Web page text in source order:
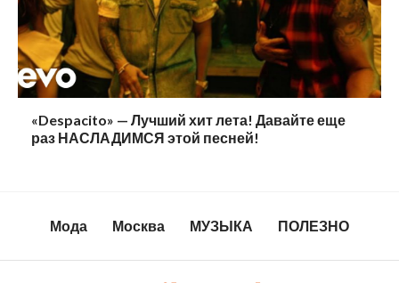
«Despacito» — Лучший хит лета! Давайте еще
раз НАСЛАДИМСЯ этой песней!
Мода Москва МУЗЫКА ПОЛЕЗНО